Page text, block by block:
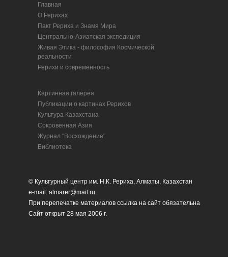
Главная
О Рерихах
Пакт Рериха и Знамя Мира
Центрально-Азиатская экспедиция
Живая Этика - философия Космической
реальности
Рерихи и современность
Картинная галерея
Публикации о картинах Рерихов
Культура Казахстана
Сокровенная Азия
Журнал "Восхождение"
Библиотека
© Культурный центр им. Н.К. Рериха, Алматы, Казахстан
e-mail: almarer@mail.ru
При перепечатке материалов ссылка на сайт обязательна
Сайт открыт 28 мая 2006 г.